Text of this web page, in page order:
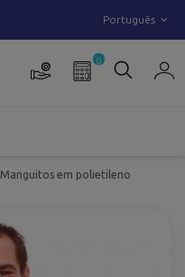
Português
0
Manguitos em polietileno